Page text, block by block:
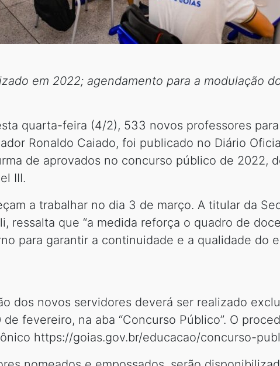
em 2022; agendamento para a modulação
quarta-feira (4/2), 533 novos professores
Ronaldo Caiado, foi publicado no Diário
de aprovados no concurso público de 2022,
III.
a trabalhar no dia 3 de março. A titular da
ressalta que “a medida reforça o quadro de
para garantir a continuidade e a qualidade do
dos novos servidores deverá ser realizado
fevereiro, na aba “Concurso Público”. O
https://goias.gov.br/educacao/concurso-